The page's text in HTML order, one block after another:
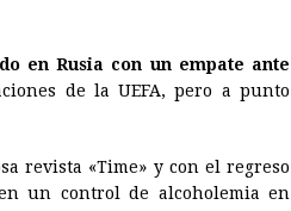
en Rusia con un empate ante
de la UEFA, pero a punto
revista «Time» y con el regreso
un control de alcoholemia en